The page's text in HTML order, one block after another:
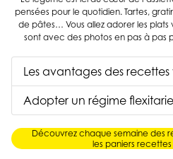
pensées pour le quotidien. Tartes,
de pâtes… Vous allez adorer les plats
sont avec des photos en pas à pas
Les avantages des
Adopter un régime
Découvrez chaque semaine des
les paniers recettes